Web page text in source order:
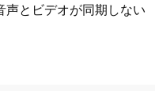
とビデオが同期しない